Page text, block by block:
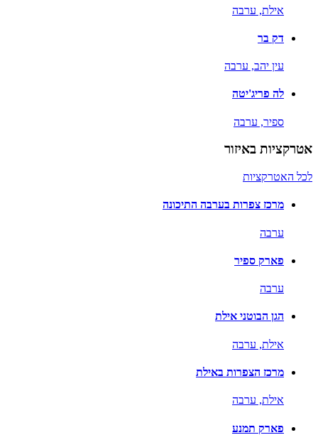
אילת, ערבה
דק בר
עין יהב, ערבה
לה פריג'יטה
ספיר, ערבה
אטרקציות באיזור
לכל האטרקציות
מרכז צפרות בערבה התיכונה
ערבה
פארק ספיר
ערבה
הגן הבוטני אילת
אילת, ערבה
מרכז הצפרות באילת
אילת, ערבה
פארק תמנע